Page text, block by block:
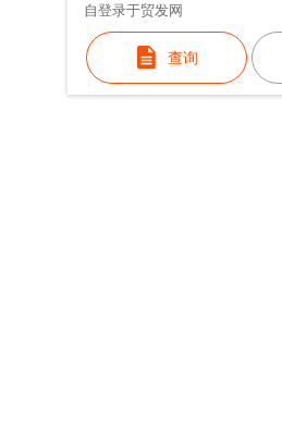
自登录于贸发网
查询